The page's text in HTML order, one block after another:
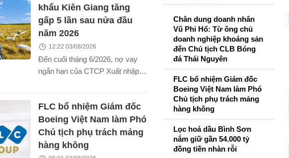
khẩu Kiên Giang tăng
gấp 5 lần sau nửa đầu
năm 2026
12:22 03/08/2026
Đến cuối tháng 6/2026, nợ vay
ngắn hạn của CTCP Xuất nhập
đồng, trong khi lợi nhuận sau thuế
quý II/2026 giảm hơn 33%.
FLC bổ nhiệm Giám đốc
Boeing Việt Nam làm Phó
Chủ tịch phụ trách mảng
hàng không
Chân dung doanh nhân
Vũ Phi Hổ: Từ ông chủ
doanh nghiệp khoáng sản
đến Chủ tịch CLB Bóng
đá Thái Nguyên
FLC bổ nhiệm Giám đốc
Boeing Việt Nam làm Phó
Chủ tịch phụ trách mảng
hàng không
Lọc hoá dầu Bình Sơn
nắm giữ gần 54.000 tỷ
đồng tiền nhàn rỗi